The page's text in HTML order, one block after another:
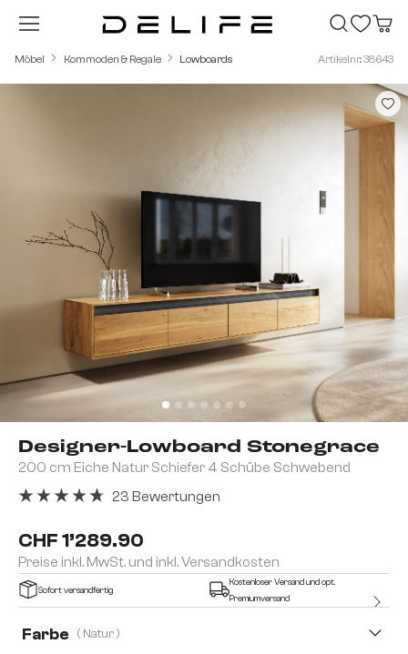
Zum Hauptinhalt springen
Möbel Kommoden & Regale Lowboards Artikelnr.: 38643
Designer-Lowboard Stonegrace
200 cm Eiche Natur Schiefer 4 Schübe Schwebend
CHF 1’289.90
Preise inkl. MwSt. und inkl. Versandkosten
23 Bewertungen
Sofort versandfertig
Kostenloser Versand und opt.
Premiumversand
Farbe ( Natur )